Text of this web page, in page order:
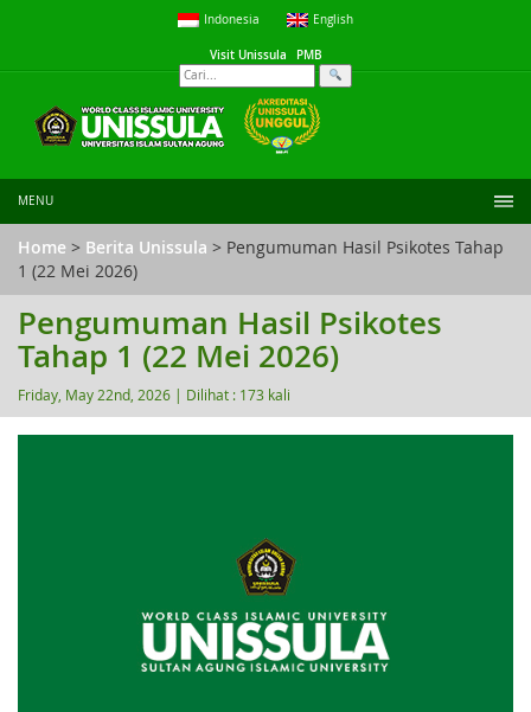
Indonesia English
Visit Unissula PMB
MENU
Home > Berita Unissula > Pengumuman Hasil Psikotes Tahap
1 (22 Mei 2026)
Pengumuman Hasil Psikotes
Tahap 1 (22 Mei 2026)
Friday, May 22nd, 2026 | Dilihat : 173 kali